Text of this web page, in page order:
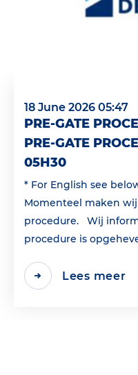
18 June 2026 05:47
PRE-GATE
PRE-GATE
05H30
* For English see
Momenteel maken
procedure. Wij
procedure is
Lees meer